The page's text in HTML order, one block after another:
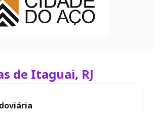
de Itaguai, RJ